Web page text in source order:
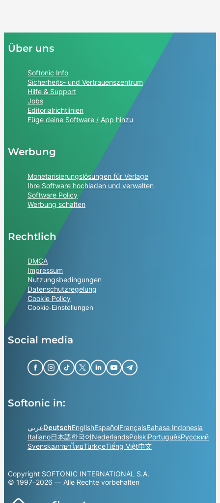
Über uns
Softonic Info
Sicherheits- und Vertrauenszentrum
Hilfe & Support
Jobs
Editorialrichtlinien
Füge deine Software / App hinzu
Werbung
Monetarisierungslösungen für Verlage
Ihre Software hochladen und verwalten
Software Policy
Werbung schalten
Rechtlich
DMCA
Impressum
Nutzungsbedingungen
Datenschutzregelung
Cookie Policy
Cookie-Einstellungen
Social media
Softonic in:
عربيDeutschEnglishEspañolFrançaisBahasa Indonesia
Italiano日本語한국어NederlandsPolskiPortuguêsРусский
SvenskaภาษาไทยTürkçeTiếng Việt中文
Copyright SOFTONIC INTERNATIONAL S.A.
© 1997–2026 — Alle Rechte vorbehalten